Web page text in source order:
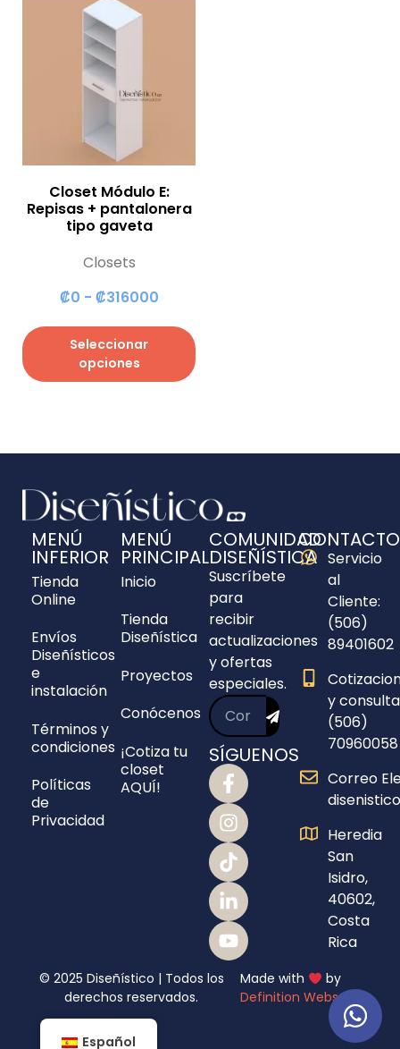
Closets
Closet Módulo E:
Repisas + pantalonera
tipo gaveta
₡0 - ₡316000
Seleccionar
opciones
MENÚ
INFERIOR
Tienda
Online
Envíos
Diseñísticos
e
instalación
Términos y
condiciones
Políticas
de
Privacidad
MENÚ
PRINCIPAL
Inicio
Tienda
Diseñística
Proyectos
Conócenos
¡Cotiza tu
closet
AQUÍ!
COMUNIDAD
DISEÑÍSTICA
Suscríbete
para
recibir
actualizaciones
y ofertas
especiales.
SÍGUENOS
CONTACTO
Servicio
al
Cliente:
(506)
89401602
y
(506)
70960058
Correo
Heredia
San
Isidro,
40602,
Costa
Rica
© 2025 Diseñístico | Todos los
derechos reservados.
Made with
by
Definition Webs
Español